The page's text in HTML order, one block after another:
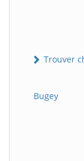
Trouver
Bugey